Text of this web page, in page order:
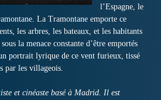
l’Espagne, le
La Tramontane emporte ce
les arbres, les bateaux, et les habitants
la menace constante d’être emportés
portrait lyrique de ce vent furieux, tissé
par les villageois.
et cinéaste basé à Madrid. Il est